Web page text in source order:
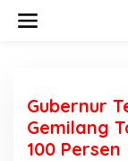
Gubernur
Gemilang
100 Persen